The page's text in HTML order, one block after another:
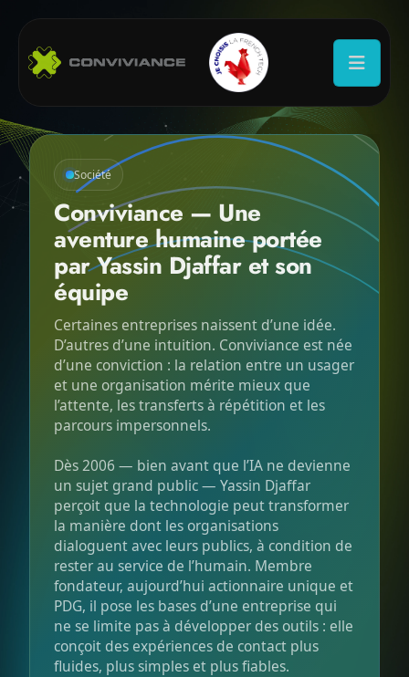
Société
Conviviance — Une
aventure humaine portée
par Yassin Djaffar et son
équipe
Certaines entreprises naissent d’une idée.
D’autres d’une intuition. Conviviance est née
d’une conviction : la relation entre un usager
et une organisation mérite mieux que
l’attente, les transferts à répétition et les
parcours impersonnels.
Dès 2006 — bien avant que l’IA ne devienne
un sujet grand public — Yassin Djaffar
perçoit que la technologie peut transformer
la manière dont les organisations
dialoguent avec leurs publics, à condition de
rester au service de l’humain. Membre
fondateur, aujourd’hui actionnaire unique et
PDG, il pose les bases d’une entreprise qui
ne se limite pas à développer des outils : elle
conçoit des expériences de contact plus
fluides, plus simples et plus fiables.